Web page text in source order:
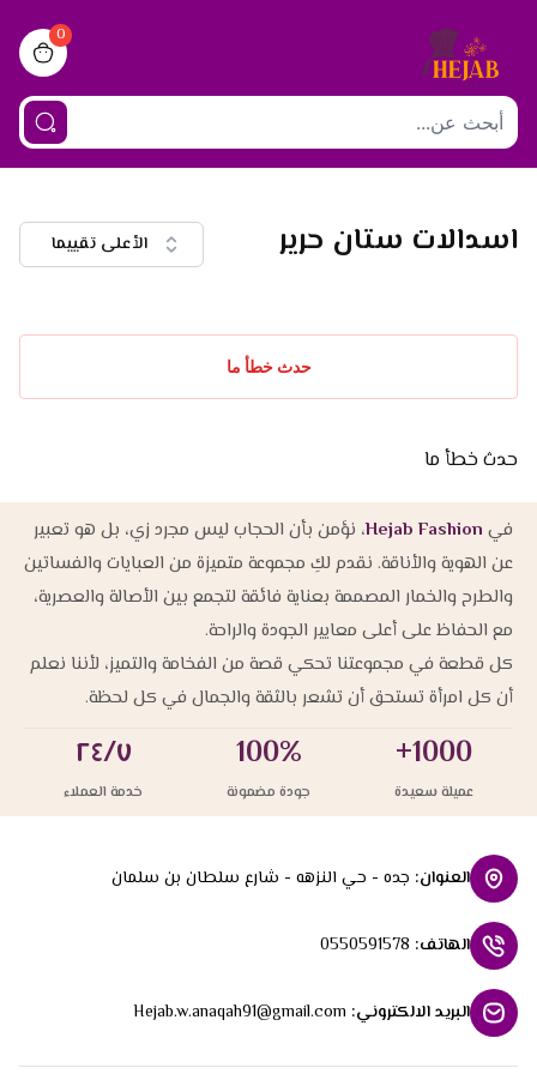
0
bag
اسدالات ستان حرير الأعلى تقييما
حدث خطأ ما
حدث خطأ ما
في Hejab Fashion، نؤمن بأن الحجاب ليس مجرد زي، بل هو تعبير
عن الهوية والأناقة. نقدم لكِ مجموعة متميزة من العبايات والفساتين
والطرح والخمار المصممة بعناية فائقة لتجمع بين الأصالة والعصرية،
مع الحفاظ على أعلى معايير الجودة والراحة.
كل قطعة في مجموعتنا تحكي قصة من الفخامة والتميز، لأننا نعلم
أن كل امرأة تستحق أن تشعر بالثقة والجمال في كل لحظة.
1000+
عميلة سعيدة
100%
جودة مضمونة
٢٤/٧
خدمة العملاء
العنوان: جده - حي النزهه - شارع سلطان بن سلمان
الهاتف:
0550591578
البريد الالكتروني:
Hejab.w.anaqah91@gmail.com